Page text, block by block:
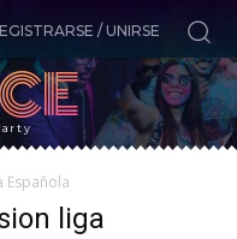
/ UNIRSE
Española
liga